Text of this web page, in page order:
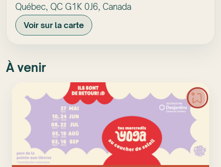
Québec, QC G1K 0J6, Canada
Voir sur la carte
À venir